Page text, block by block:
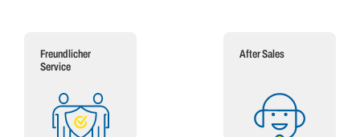
Freundlicher
Service
After Sales